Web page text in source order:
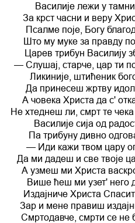
Василије лежи у
За крст часни и веру
Псалме поје, Богу
Што му муке за правду
Царев трибун Василију
— Слушај, старче, цар ти
Ликиније, штићеник
Да принесеш жртву
А човека Христа да с'
Не хтеднеш ли, смрт те
Василије сија од
Па трибуну дивно
— Иди кажи твом цару
Да ми дадеш и све твоје
А узмеш ми Христа
Више ћеш ми узет' него
Издајниче Христа
Зар и мене правиш
Смртодавче, смрти се не